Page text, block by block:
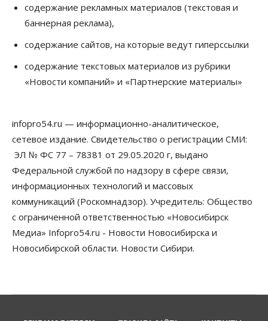
новосибирской сети СТО пояснил кому можно
заливать бензин Евро‑2
09 Августа 2026, 10:00
Работодатели Новосибирска заявили в центры
занятости почти 32 тысячи вакансий
09 Августа 2026, 09:00
Спрос на машино-места в
08 Августа 2026, 18:00
Общество
К современному юридическому образованию в
России возникает много вопросов
08 Августа 2026, 17:00
Общество
Новосибирские вузы опубликовали
приказы о зачислении на бюджетные места
содержание рекламных материалов (текстовая и
баннерная реклама),
содержание сайтов, на которые ведут гиперссылки
содержание текстовых материалов из рубрики
«Новости компаний» и «Партнерские материалы»
infopro54.ru — информационно-аналитическое,
сетевое издание. Свидетельство о регистрации СМИ:
ЭЛ № ФС 77 – 78381 от 29.05.2020 г, выдано
Федеральной службой по надзору в сфере связи,
информационных технологий и массовых
коммуникаций (Роскомнадзор). Учредитель: Общество
с ограниченной ответственностью «Новосибирск
Медиа» Infopro54.ru - Новости Новосибирска и
Новосибирской области. Новости Сибири.